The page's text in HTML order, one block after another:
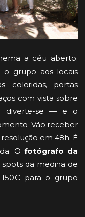
a céu aberto.
o grupo aos locais
coloridas, portas
com vista sobre
diverte-se — e o
Vão receber
em 48h. É
O fotógrafo da
da medina de
para o grupo